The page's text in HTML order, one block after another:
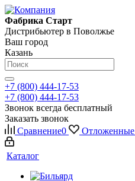
Фабрика Старт
Дистрибьютер в Поволжье
Ваш город
Казань
+7 (800) 444-17-53
+7 (800) 444-17-53
Звонок всегда бесплатный
Заказать звонок
Сравнение0 Отложенные
Каталог